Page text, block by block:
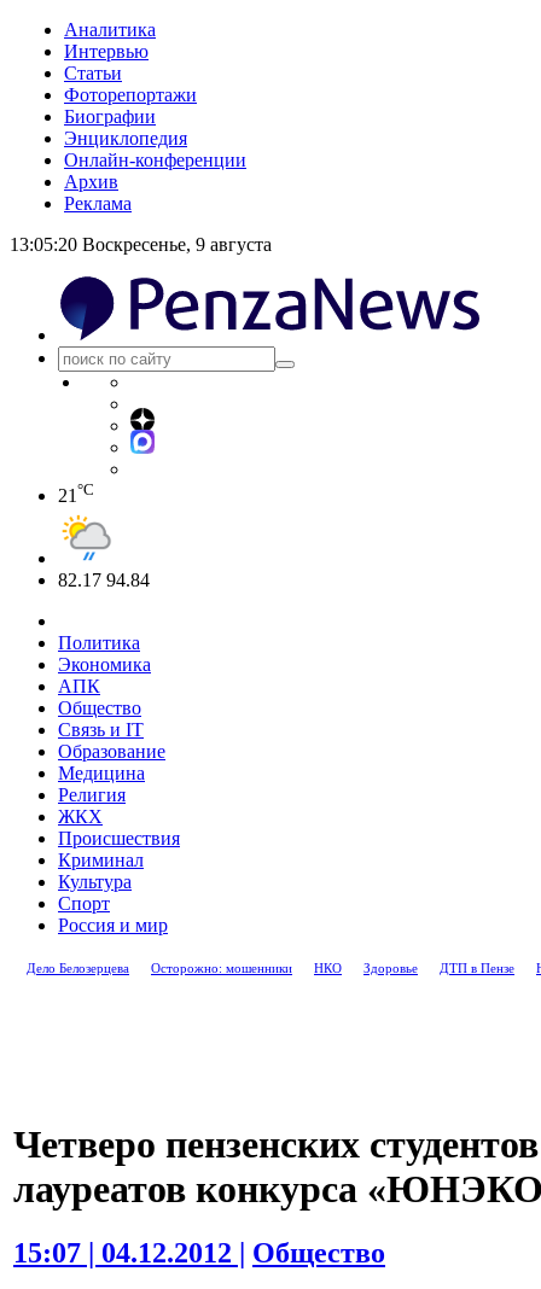
Аналитика
Интервью
Статьи
Фоторепортажи
Биографии
Энциклопедия
Онлайн-конференции
Архив
Реклама
13:05:20 Воскресенье, 9 августа
21 °C
82.17 94.84
Политика
Экономика
АПК
Общество
Связь и IT
Образование
Медицина
Религия
ЖКХ
Происшествия
Криминал
Культура
Спорт
Россия и мир
Дело Белозерцева Осторожно: мошенники НКО Здоровье ДТП в Пензе
Четверо пензенских
лауреатов конкурса «ЮНЭКО
15:07 | 04.12.2012 | Общество